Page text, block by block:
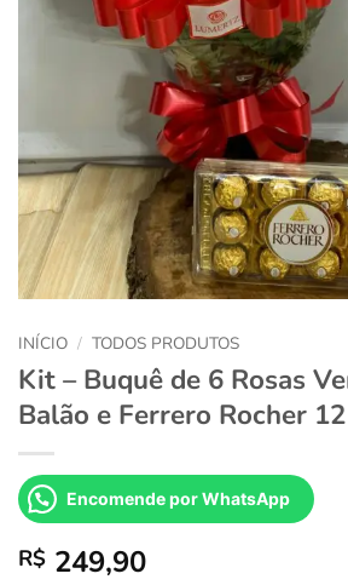
INÍCIO / TODOS PRODUTOS
Kit – Buquê de 6 Rosas
Balão e Ferrero Rocher
Encomende por WhatsApp
R$ 249,90